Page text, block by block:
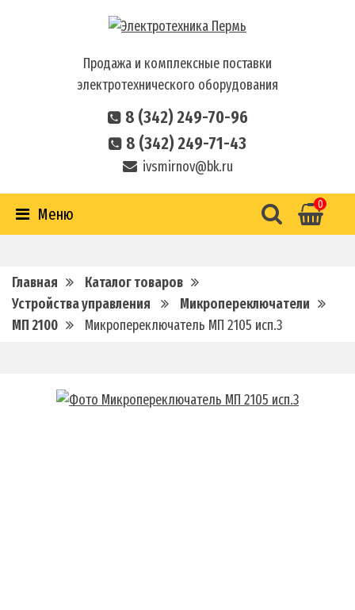
Продажа и комплексные поставки
электротехнического оборудования
8 (342) 249-70-96
8 (342) 249-71-43
ivsmirnov@bk.ru
Меню
0
Главная
Каталог товаров
Устройства управления
Микропереключатели
МП 2100
Микропереключатель МП 2105 исп.3